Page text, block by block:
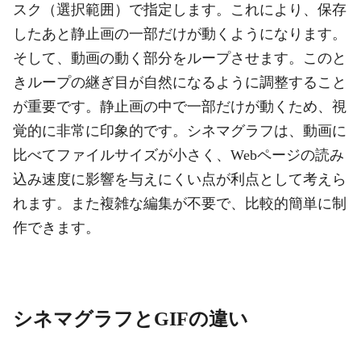
スク（選択範囲）で指定します。これにより、保存
したあと静止画の一部だけが動くようになります。
そして、動画の動く部分をループさせます。このと
きループの継ぎ目が自然になるように調整すること
が重要です。静止画の中で一部だけが動くため、視
覚的に非常に印象的です。シネマグラフは、動画に
比べてファイルサイズが小さく、Webページの読み
込み速度に影響を与えにくい点が利点として考えら
れます。また複雑な編集が不要で、比較的簡単に制
作できます。
シネマグラフとGIFの違い